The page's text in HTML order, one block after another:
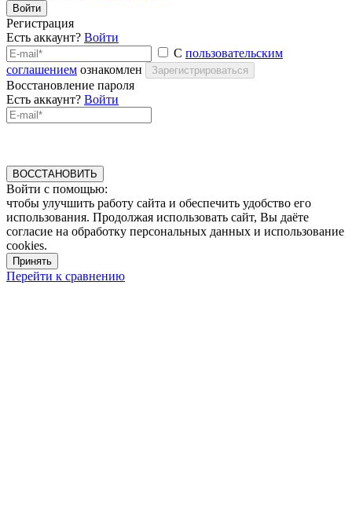
Войти
Регистрация
Есть аккаунт? Войти
С пользовательским
соглашением ознакомлен Зарегистрироваться
Восстановление пароля
Есть аккаунт? Войти
ВОССТАНОВИТЬ
Войти с помощью:
чтобы улучшить работу сайта и обеспечить удобство его
использования. Продолжая использовать сайт, Вы даёте
согласие на обработку персональных данных и использование
cookies.
Принять
Перейти к сравнению